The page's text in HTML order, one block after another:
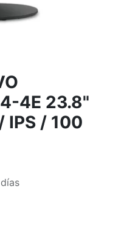
4E 23.8"
IPS / 100